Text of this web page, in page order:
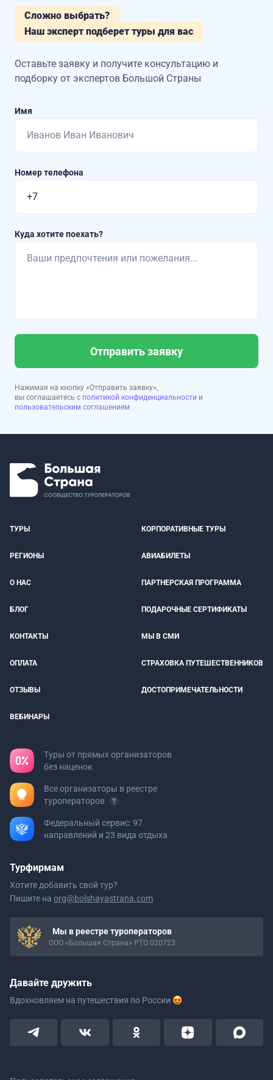
Сложно выбрать?
Наш эксперт подберет туры для вас
Оставьте заявку и получите консультацию и
подборку от экспертов Большой Страны
Имя
Номер телефона
Куда хотите поехать?
Отправить заявку
Нажимая на кнопку «Отправить заявку»,
вы соглашаетесь с политикой конфиденциальности и
пользовательским соглашением
ТУРЫ КОРПОРАТИВНЫЕ ТУРЫ
РЕГИОНЫ АВИАБИЛЕТЫ
О НАС ПАРТНЕРСКАЯ ПРОГРАММА
БЛОГ ПОДАРОЧНЫЕ СЕРТИФИКАТЫ
КОНТАКТЫ МЫ В СМИ
ОПЛАТА СТРАХОВКА ПУТЕШЕСТВЕННИКОВ
ОТЗЫВЫ ДОСТОПРИМЕЧАТЕЛЬНОСТИ
ВЕБИНАРЫ
Туры от прямых организаторов
без наценок
Все организаторы в реестре
туроператоров
Федеральный сервис: 97
направлений и 23 вида отдыха
Турфирмам
Хотите добавить свой тур?
Пишите на org@bolshayastrana.com
Мы в реестре туроператоров
ООО «Большая Страна» РТО 020723
Давайте дружить
Вдохновляем на путешествия по России